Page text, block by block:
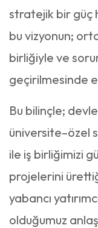
stratejik bir güç
bu vizyonun;
birliğiyle ve
geçirilmesinde
Bu bilinçle;
üniversite–özel
ile iş birliğimizi
projelerini
yabancı
olduğumuz